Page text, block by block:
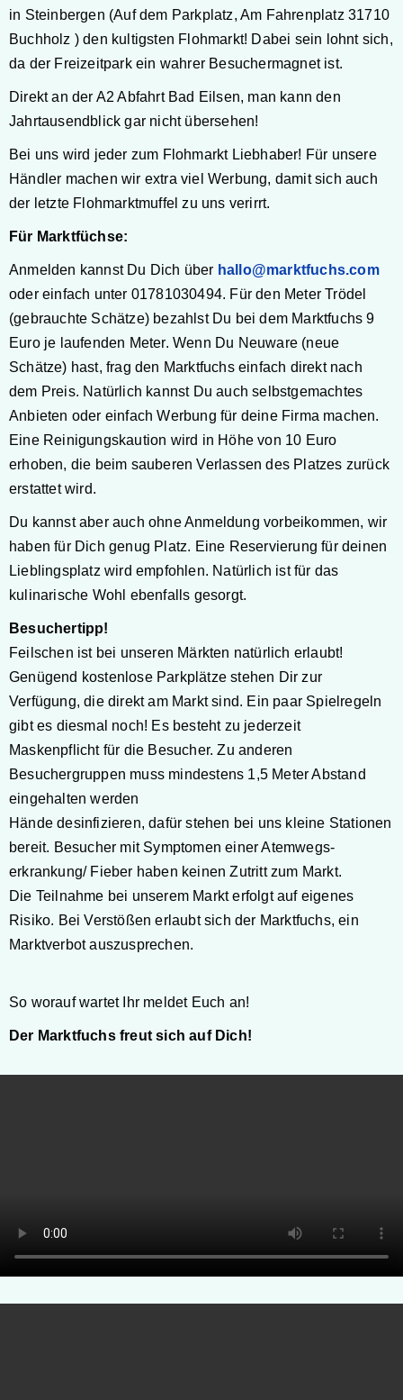
in Steinbergen (Auf dem Parkplatz, Am Fahrenplatz 31710
Buchholz ) den kultigsten Flohmarkt! Dabei sein lohnt sich,
da der Freizeitpark ein wahrer Besuchermagnet ist.
Direkt an der A2 Abfahrt Bad Eilsen, man kann den
Jahrtausendblick gar nicht übersehen!
Bei uns wird jeder zum Flohmarkt Liebhaber! Für unsere
Händler machen wir extra viel Werbung, damit sich auch
der letzte Flohmarktmuffel zu uns verirrt.
Für Marktfüchse:
Anmelden kannst Du Dich über hallo@marktfuchs.com
oder einfach unter 01781030494. Für den Meter Trödel
(gebrauchte Schätze) bezahlst Du bei dem Marktfuchs 9
Euro je laufenden Meter. Wenn Du Neuware (neue
Schätze) hast, frag den Marktfuchs einfach direkt nach
dem Preis. Natürlich kannst Du auch selbstgemachtes
Anbieten oder einfach Werbung für deine Firma machen.
Eine Reinigungskaution wird in Höhe von 10 Euro
erhoben, die beim sauberen Verlassen des Platzes zurück
erstattet wird.
Du kannst aber auch ohne Anmeldung vorbeikommen, wir
haben für Dich genug Platz. Eine Reservierung für deinen
Lieblingsplatz wird empfohlen. Natürlich ist für das
kulinarische Wohl ebenfalls gesorgt.
Besuchertipp!
Feilschen ist bei unseren Märkten natürlich erlaubt!
Genügend kostenlose Parkplätze stehen Dir zur
Verfügung, die direkt am Markt sind. Ein paar Spielregeln
gibt es diesmal noch! Es besteht zu jederzeit
Maskenpflicht für die Besucher. Zu anderen
Besuchergruppen muss mindestens 1,5 Meter Abstand
eingehalten werden
Hände desinfizieren, dafür stehen bei uns kleine Stationen
bereit. Besucher mit Symptomen einer Atemwegs-
erkrankung/ Fieber haben keinen Zutritt zum Markt.
Die Teilnahme bei unserem Markt erfolgt auf eigenes
Risiko. Bei Verstößen erlaubt sich der Marktfuchs, ein
Marktverbot auszusprechen.
So worauf wartet Ihr meldet Euch an!
Der Marktfuchs freut sich auf Dich!